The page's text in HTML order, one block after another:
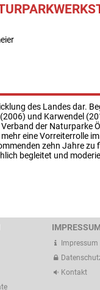
des Landes dar.
und Karwendel
der Naturparke
eine Vorreiterrolle
zehn Jahre zu
begleitet und
Impressum
Kontakt